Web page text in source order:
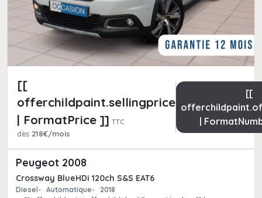
[[
offerchildpaint.sellingpricepart_ttc
| FormatPrice ]] TTC
dès 218€/mois
[[
|
Peugeot 2008
Crossway BlueHDi 120ch S&S EAT6
Diesel Automatique
2018